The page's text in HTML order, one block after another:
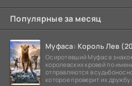
Популярные за месяц
Муфаса: Король Лев
Осиротевший Муфаса
королевских кровей по
отправляются в
которое проверит их